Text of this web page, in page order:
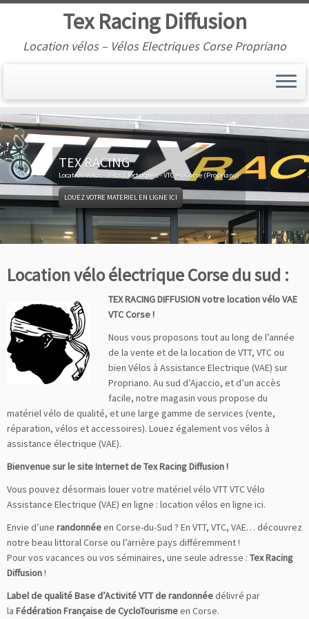
Tex Racing Diffusion
Location vélos – Vélos Electriques Corse Propriano
TEX RACING
Location vélos - Vélos Electriques - VTC en Corse (Propriano)
LOUEZ VOTRE MATERIEL EN LIGNE ICI
Location vélo électrique Corse du sud :
TEX RACING DIFFUSION votre location vélo VAE
VTC Corse !
Nous vous proposons tout au long de l’année
de la vente et de la location de VTT, VTC ou
bien Vélos à Assistance Electrique (VAE) sur
Propriano. Au sud d’Ajaccio, et d’un accès
facile, notre magasin vous propose du
matériel vélo de qualité, et une large gamme de services (vente,
réparation, vélos et accessoires). Louez également vos vélos à
assistance électrique (VAE).
Bienvenue sur le site Internet de Tex Racing Diffusion !
Vous pouvez désormais louer votre matériel vélo VTT VTC Vélo
Assistance Electrique (VAE) en ligne : location vélos en ligne ici.
Envie d’une randonnéeen Corse-du-Sud ? En VTT, VTC, VAE… découvrez
notre beau littoral Corse ou l’arrière pays différemment !
Pour vos vacances ou vos séminaires, une seule adresse : Tex Racing
Diffusion!
Label de qualité Base d’Activité VTT de randonnéedélivré par
la Fédération Française de CycloTourismeen Corse.